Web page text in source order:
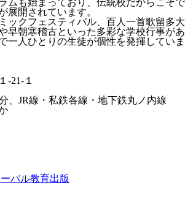
ムも始まっており、伝統校だからこそで
展開されています。
ックフェスティバル、百人一首歌留多大
早朝寒稽古といった多彩な学校行事があ
一人ひとりの生徒が個性を発揮していま
-21-１
、JR線・私鉄各線・地下鉄丸ノ内線
バル教育出版